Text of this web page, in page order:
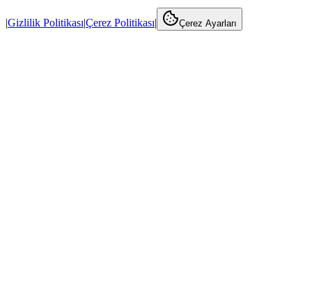
|Gizlilik Politikası|Çerez Politikası| Çerez Ayarları